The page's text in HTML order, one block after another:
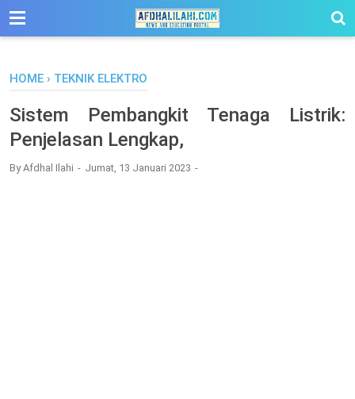
-->
HOME › TEKNIK ELEKTRO
Sistem Pembangkit Tenaga Listrik:
Penjelasan Lengkap,
ByAfdhal Ilahi Jumat, 13 Januari 2023